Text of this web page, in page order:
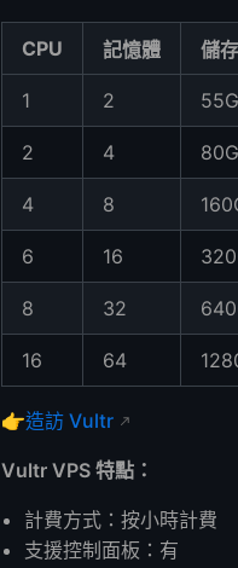
CPU 記憶體 儲
1 2 55G
2 4 80G
4 8
6 16
8 32
16 64
👉造訪 Vultr
Vultr VPS 特點：
計費方式：按小時計費
支援控制面板：有